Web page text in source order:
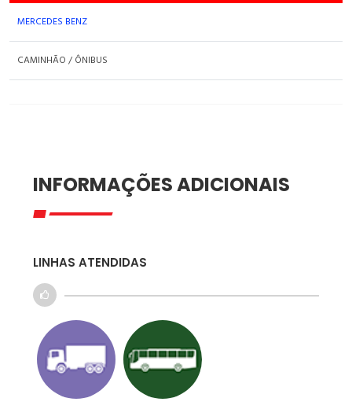
MERCEDES BENZ
CAMINHÃO / ÔNIBUS
INFORMAÇÕES ADICIONAIS
LINHAS ATENDIDAS